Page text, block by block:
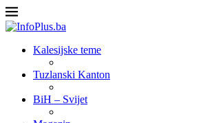
Kalesijske teme
Tuzlanski Kanton
BiH – Svijet